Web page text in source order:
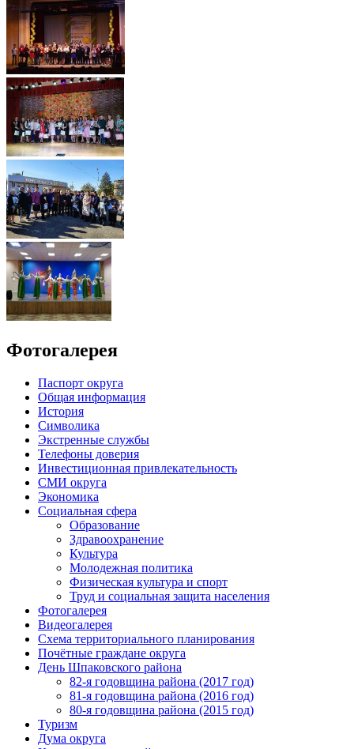
Фотогалерея
Паспорт округа
Общая информация
История
Символика
Экстренные службы
Телефоны доверия
Инвестиционная привлекательность
СМИ округа
Экономика
Социальная сфера
Образование
Здравоохранение
Культура
Молодежная политика
Физическая культура и спорт
Труд и социальная защита населения
Фотогалерея
Видеогалерея
Схема территориального планирования
Почётные граждане округа
День Шпаковского района
82-я годовщина района (2017 год)
81-я годовщина района (2016 год)
80-я годовщина района (2015 год)
Туризм
Дума округа